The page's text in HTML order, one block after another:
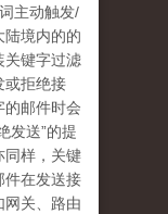
主动触发/
陆境内的的
关键字过滤
或拒绝接
的邮件时会
发送”的提
同样，关键
件在发送接
网关、路由